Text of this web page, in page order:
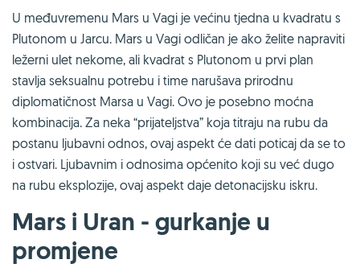
U međuvremenu Mars u Vagi je većinu tjedna u kvadratu s
Plutonom u Jarcu. Mars u Vagi odličan je ako želite napraviti
ležerni ulet nekome, ali kvadrat s Plutonom u prvi plan
stavlja seksualnu potrebu i time narušava prirodnu
diplomatičnost Marsa u Vagi. Ovo je posebno moćna
kombinacija. Za neka “prijateljstva” koja titraju na rubu da
postanu ljubavni odnos, ovaj aspekt će dati poticaj da se to
i ostvari. Ljubavnim i odnosima općenito koji su već dugo
na rubu eksplozije, ovaj aspekt daje detonacijsku iskru.
Mars i Uran - gurkanje u
promjene